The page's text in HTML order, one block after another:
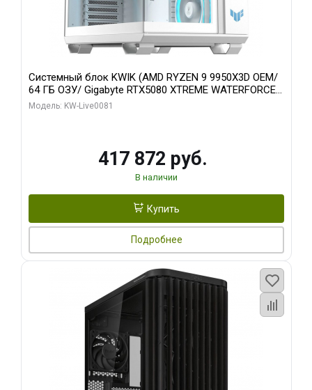
Системный блок KWIK (AMD RYZEN 9 9950X3D OEM/
64 ГБ ОЗУ/ Gigabyte RTX5080 XTREME WATERFORCE
16GB GDDR7 256bit/ 1 ТБ SSD)
Модель: KW-Live0081
417 872 руб.
В наличии
Купить
Подробнее